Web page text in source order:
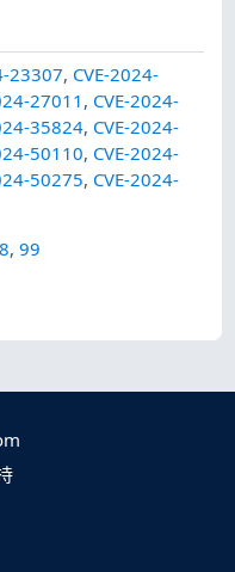
23307, CVE-2024-
27011, CVE-2024-
35824, CVE-2024-
50110, CVE-2024-
50275, CVE-2024-
,99